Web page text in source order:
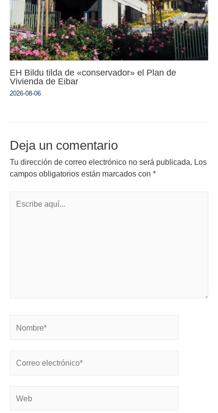
EH Bildu tilda de «conservador» el Plan de
Vivienda de Eibar
2026-08-06
Deja un comentario
Tu dirección de correo electrónico no será publicada. Los
campos obligatorios están marcados con *